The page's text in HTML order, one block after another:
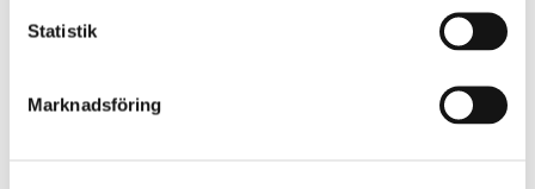
Statistik
Marknadsföring
Postadress